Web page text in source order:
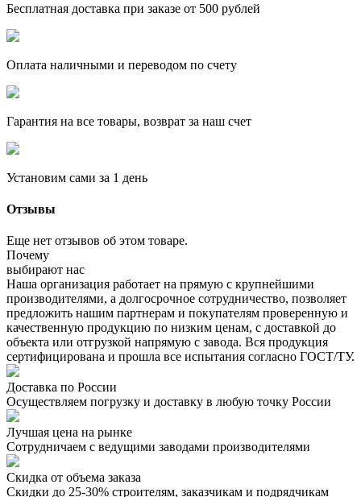
Бесплатная доставка при заказе от 500 рублей
Оплата наличными и переводом по счету
Гарантия на все товары, возврат за наш счет
Установим сами за 1 день
Отзывы
Еще нет отзывов об этом товаре.
Почему
выбирают нас
Наша организация работает на прямую с крупнейшими
производителями, а долгосрочное сотрудничество, позволяет
предложить нашим партнерам и покупателям проверенную и
качественную продукцию по низким ценам, с доставкой до
объекта или отгрузкой напрямую с завода. Вся продукция
сертифицирована и прошла все испытания согласно ГОСТ/ТУ.
Доставка по России
Осуществляем погрузку и доставку в любую точку России
Лучшая цена на рынке
Сотрудничаем с ведущими заводами производителями
Скидка от объема заказа
Скидки до 25-30% строителям, заказчикам и подрядчикам